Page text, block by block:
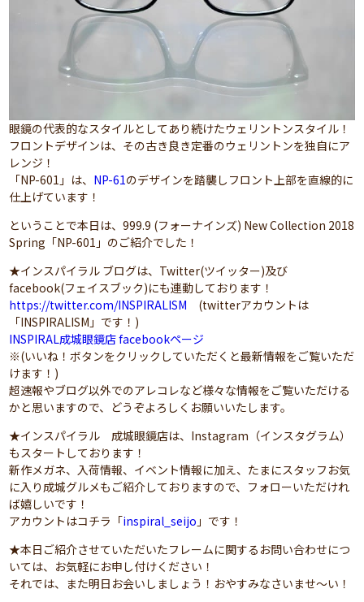
眼鏡の代表的なスタイルとしてあり続けたウェリントンスタイル！
フロントデザインは、その古き良き定番のウェリントンを独自にア
レンジ！
「NP-601」は、 NP-61のデザインを踏襲しフロント上部を直線的に
仕上げています！
ということで本日は、999.9 (フォーナインズ) New Collection 2018
Spring「NP-601」のご紹介でした！
★インスパイラル ブログは、Twitter(ツイッター)及び
facebook(フェイスブック)にも連動しております！
https://twitter.com/INSPIRALISM (twitterアカウントは
「INSPIRALISM」です！)
INSPIRAL成城眼鏡店 facebookページ
※(いいね！ボタンをクリックしていただくと最新情報をご覧いただ
けます！)
超速報やブログ以外でのアレコレなど様々な情報をご覧いただける
かと思いますので、どうぞよろしくお願いいたします。
★インスパイラル 成城眼鏡店は、Instagram（インスタグラム）
もスタートしております！
新作メガネ、入荷情報、イベント情報に加え、たまにスタッフお気
に入り成城グルメもご紹介しておりますので、フォローいただけれ
ば嬉しいです！
アカウントはコチラ「inspiral_seijo 」です！
★本日ご紹介させていただいたフレームに関するお問い合わせにつ
いては、お気軽にお申し付けください！
それでは、また明日お会いしましょう！おやすみなさいませ～い！